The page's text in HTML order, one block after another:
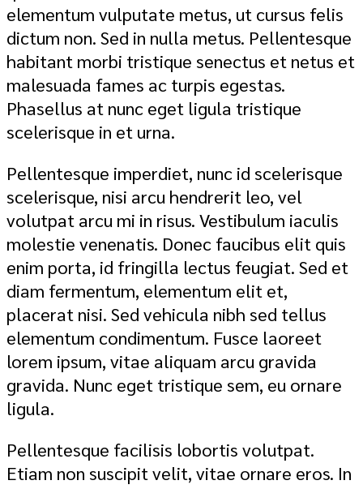
elementum vulputate metus, ut cursus felis
dictum non. Sed in nulla metus. Pellentesque
habitant morbi tristique senectus et netus et
malesuada fames ac turpis egestas.
Phasellus at nunc eget ligula tristique
scelerisque in et urna.
Pellentesque imperdiet, nunc id scelerisque
scelerisque, nisi arcu hendrerit leo, vel
volutpat arcu mi in risus. Vestibulum iaculis
molestie venenatis. Donec faucibus elit quis
enim porta, id fringilla lectus feugiat. Sed et
diam fermentum, elementum elit et,
placerat nisi. Sed vehicula nibh sed tellus
elementum condimentum. Fusce laoreet
lorem ipsum, vitae aliquam arcu gravida
gravida. Nunc eget tristique sem, eu ornare
ligula.
Pellentesque facilisis lobortis volutpat.
Etiam non suscipit velit, vitae ornare eros. In